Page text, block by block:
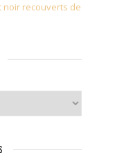
noir recouverts de